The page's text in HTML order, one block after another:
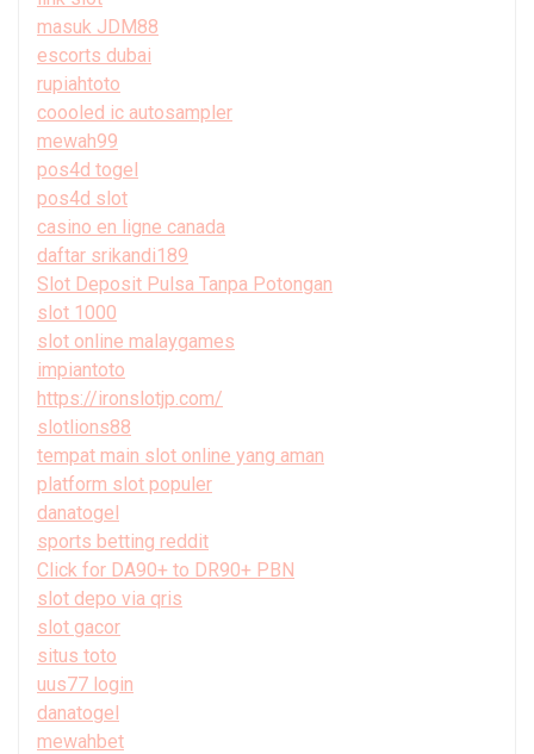
masuk JDM88
escorts dubai
rupiahtoto
coooled ic autosampler
mewah99
pos4d togel
pos4d slot
casino en ligne canada
daftar srikandi189
Slot Deposit Pulsa Tanpa Potongan
slot 1000
slot online malaygames
impiantoto
https://ironslotjp.com/
slotlions88
tempat main slot online yang aman
platform slot populer
danatogel
sports betting reddit
Click for DA90+ to DR90+ PBN
slot depo via qris
slot gacor
situs toto
uus77 login
danatogel
mewahbet